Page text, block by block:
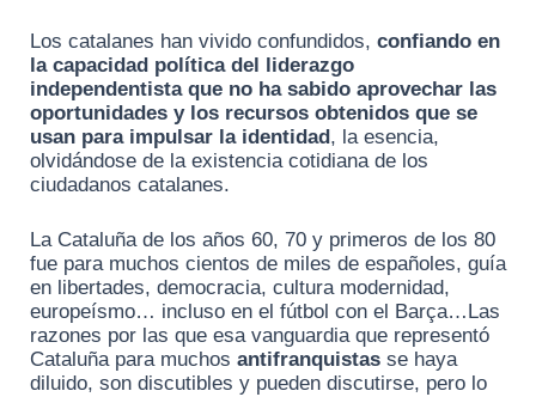
Los catalanes han vivido confundidos, confiando en
la capacidad política del liderazgo
independentista que no ha sabido aprovechar las
oportunidades y los recursos obtenidos que se
usan para impulsar la identidad , la esencia,
olvidándose de la existencia cotidiana de los
ciudadanos catalanes.
La Cataluña de los años 60, 70 y primeros de los 80
fue para muchos cientos de miles de españoles, guía
en libertades, democracia, cultura modernidad,
europeísmo… incluso en el fútbol con el Barça…Las
razones por las que esa vanguardia que representó
Cataluña para muchos antifranquistas se haya
diluido, son discutibles y pueden discutirse, pero lo